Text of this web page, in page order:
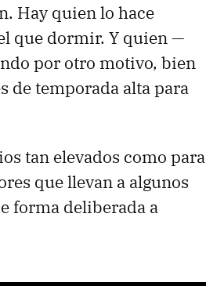
Hay quien lo hace
que dormir. Y quien —
por otro motivo, bien
de temporada alta para
tan elevados como para
que llevan a algunos
forma deliberada a